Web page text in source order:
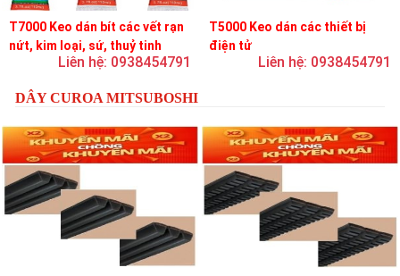
T7000 Keo dán bít các vết rạn
nứt, kim loại, sứ, thuỷ tinh
Liên hệ: 0938454791
T5000 Keo dán các thiết bị
điện tử
Liên hệ: 0938454791
DÂY CUROA MITSUBOSHI